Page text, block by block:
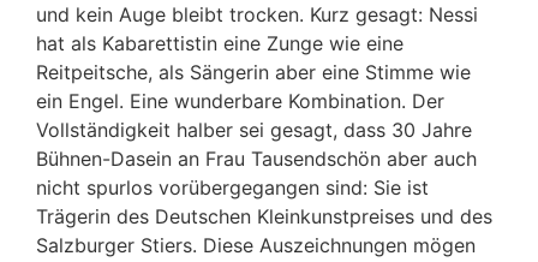
und kein Auge bleibt trocken. Kurz gesagt: Nessi
hat als Kabarettistin eine Zunge wie eine
Reitpeitsche, als Sängerin aber eine Stimme wie
ein Engel. Eine wunderbare Kombination. Der
Vollständigkeit halber sei gesagt, dass 30 Jahre
Bühnen-Dasein an Frau Tausendschön aber auch
nicht spurlos vorübergegangen sind: Sie ist
Trägerin des Deutschen Kleinkunstpreises und des
Salzburger Stiers. Diese Auszeichnungen mögen